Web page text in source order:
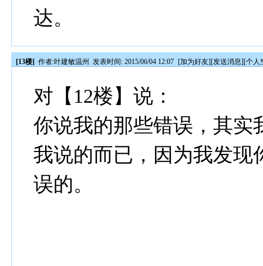
达。
[13楼] 作者:叶建敏温州 发表时间: 2015/06/04 12:07 [加为好友][发送消息][个人
对【12楼】说：
你说我的那些错误，其实
我说的而已，因为我发现
误的。